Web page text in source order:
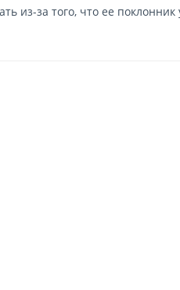
из-за того, что ее поклонник